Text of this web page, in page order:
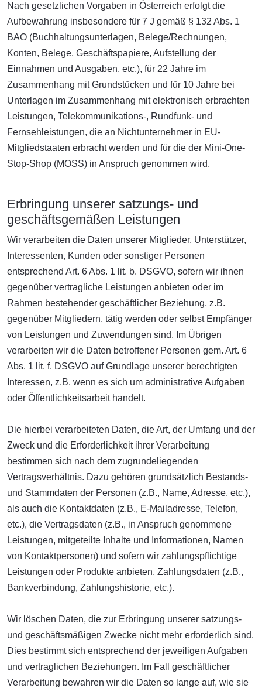
Nach gesetzlichen Vorgaben in Österreich erfolgt die
Aufbewahrung insbesondere für 7 J gemäß § 132 Abs. 1
BAO (Buchhaltungsunterlagen, Belege/Rechnungen,
Konten, Belege, Geschäftspapiere, Aufstellung der
Einnahmen und Ausgaben, etc.), für 22 Jahre im
Zusammenhang mit Grundstücken und für 10 Jahre bei
Unterlagen im Zusammenhang mit elektronisch erbrachten
Leistungen, Telekommunikations-, Rundfunk- und
Fernsehleistungen, die an Nichtunternehmer in EU-
Mitgliedstaaten erbracht werden und für die der Mini-One-
Stop-Shop (MOSS) in Anspruch genommen wird.
Erbringung unserer satzungs- und
geschäftsgemäßen Leistungen
Wir verarbeiten die Daten unserer Mitglieder, Unterstützer,
Interessenten, Kunden oder sonstiger Personen
entsprechend Art. 6 Abs. 1 lit. b. DSGVO, sofern wir ihnen
gegenüber vertragliche Leistungen anbieten oder im
Rahmen bestehender geschäftlicher Beziehung, z.B.
gegenüber Mitgliedern, tätig werden oder selbst Empfänger
von Leistungen und Zuwendungen sind. Im Übrigen
verarbeiten wir die Daten betroffener Personen gem. Art. 6
Abs. 1 lit. f. DSGVO auf Grundlage unserer berechtigten
Interessen, z.B. wenn es sich um administrative Aufgaben
oder Öffentlichkeitsarbeit handelt.
Die hierbei verarbeiteten Daten, die Art, der Umfang und der
Zweck und die Erforderlichkeit ihrer Verarbeitung
bestimmen sich nach dem zugrundeliegenden
Vertragsverhältnis. Dazu gehören grundsätzlich Bestands-
und Stammdaten der Personen (z.B., Name, Adresse, etc.),
als auch die Kontaktdaten (z.B., E-Mailadresse, Telefon,
etc.), die Vertragsdaten (z.B., in Anspruch genommene
Leistungen, mitgeteilte Inhalte und Informationen, Namen
von Kontaktpersonen) und sofern wir zahlungspflichtige
Leistungen oder Produkte anbieten, Zahlungsdaten (z.B.,
Bankverbindung, Zahlungshistorie, etc.).
Wir löschen Daten, die zur Erbringung unserer satzungs-
und geschäftsmäßigen Zwecke nicht mehr erforderlich sind.
Dies bestimmt sich entsprechend der jeweiligen Aufgaben
und vertraglichen Beziehungen. Im Fall geschäftlicher
Verarbeitung bewahren wir die Daten so lange auf, wie sie